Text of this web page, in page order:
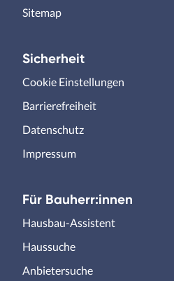
Sitemap
Sicherheit
Cookie Einstellungen
Barrierefreiheit
Datenschutz
Impressum
Für Bauherr:innen
Hausbau-Assistent
Haussuche
Anbietersuche